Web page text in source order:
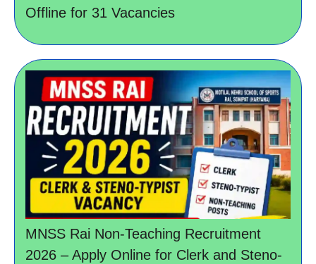
Offline for 31 Vacancies
MNSS Rai Non-Teaching Recruitment
2026 – Apply Online for Clerk and Steno-